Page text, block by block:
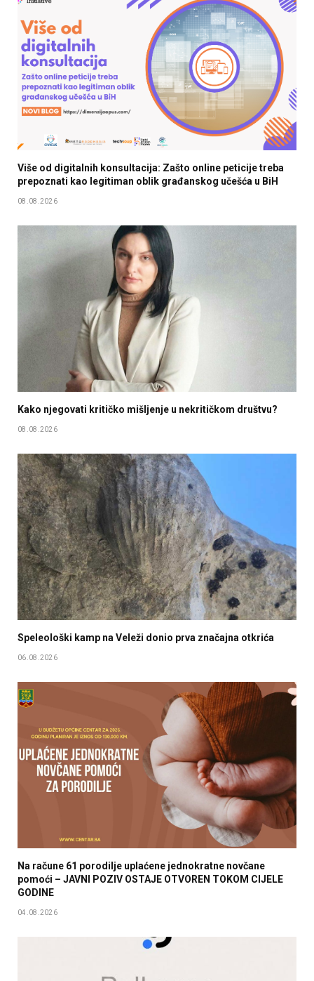
Više od digitalnih konsultacija: Zašto online peticije treba
prepoznati kao legitiman oblik građanskog učešća u BiH
08.08.2026
Kako njegovati kritičko mišljenje u nekritičkom društvu?
08.08.2026
Speleološki kamp na Veleži donio prva značajna otkrića
06.08.2026
Na račune 61 porodilje uplaćene jednokratne novčane
pomoći – JAVNI POZIV OSTAJE OTVOREN TOKOM CIJELE
GODINE
04.08.2026